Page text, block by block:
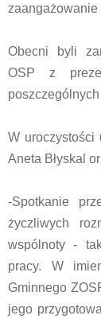
zaangażowanie
Obecni byli
OSP z
W uroczystości
Aneta Błyskal
-Spotkanie
życzliwych
wspólnoty -
pracy. W
Gminnego
jego